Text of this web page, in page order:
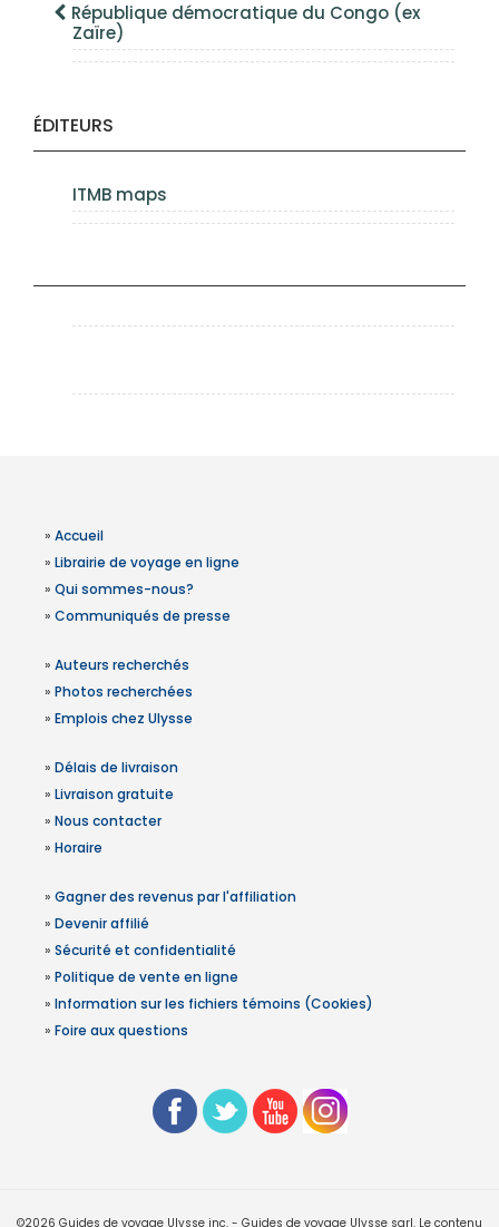
République démocratique du Congo (ex
Zaïre)
ÉDITEURS
ITMB maps
» Accueil
» Librairie de voyage en ligne
» Qui sommes-nous?
» Communiqués de presse
» Auteurs recherchés
» Photos recherchées
» Emplois chez Ulysse
» Délais de livraison
» Livraison gratuite
» Nous contacter
» Horaire
» Gagner des revenus par l'affiliation
» Devenir affilié
» Sécurité et confidentialité
» Politique de vente en ligne
» Information sur les fichiers témoins (Cookies)
» Foire aux questions
©2026 Guides de voyage Ulysse inc. - Guides de voyage Ulysse sarl. Le contenu